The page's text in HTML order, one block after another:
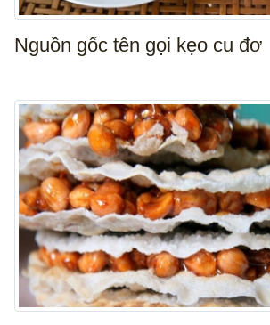
Nguồn gốc tên gọi kẹo cu đơ